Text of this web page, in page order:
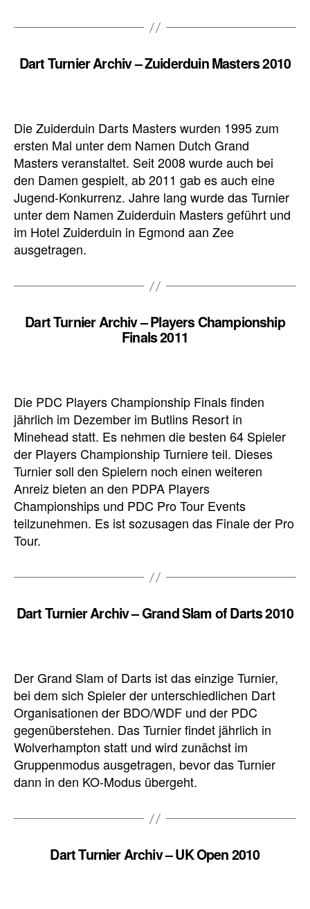
Dart Turnier Archiv – Zuiderduin Masters 2010
Die Zuiderduin Darts Masters wurden 1995 zum
ersten Mal unter dem Namen Dutch Grand
Masters veranstaltet. Seit 2008 wurde auch bei
den Damen gespielt, ab 2011 gab es auch eine
Jugend-Konkurrenz. Jahre lang wurde das Turnier
unter dem Namen Zuiderduin Masters geführt und
im Hotel Zuiderduin in Egmond aan Zee
ausgetragen.
Dart Turnier Archiv – Players Championship
Finals 2011
Die PDC Players Championship Finals finden
jährlich im Dezember im Butlins Resort in
Minehead statt. Es nehmen die besten 64 Spieler
der Players Championship Turniere teil. Dieses
Turnier soll den Spielern noch einen weiteren
Anreiz bieten an den PDPA Players
Championships und PDC Pro Tour Events
teilzunehmen. Es ist sozusagen das Finale der Pro
Tour.
Dart Turnier Archiv – Grand Slam of Darts 2010
Der Grand Slam of Darts ist das einzige Turnier,
bei dem sich Spieler der unterschiedlichen Dart
Organisationen der BDO/WDF und der PDC
gegenüberstehen. Das Turnier findet jährlich in
Wolverhampton statt und wird zunächst im
Gruppenmodus ausgetragen, bevor das Turnier
dann in den KO-Modus übergeht.
Dart Turnier Archiv – UK Open 2010